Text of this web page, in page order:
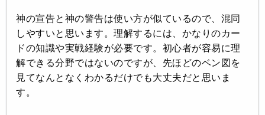
神の宣告と神の警告は使い方が似ているので、混同
しやすいと思います。理解するには、かなりのカー
ドの知識や実戦経験が必要です。初心者が容易に理
解できる分野ではないのですが、先ほどのベン図を
見てなんとなくわかるだけでも大丈夫だと思いま
す。